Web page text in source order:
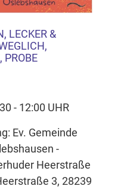
LECKER &
PROBE
- 12:00 UHR
Ev. Gemeinde
-
Heerstraße
3, 28239